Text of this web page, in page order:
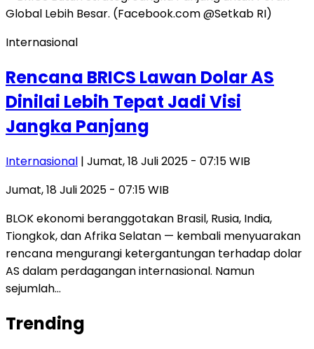
Internasional
Rencana BRICS Lawan Dolar AS
Dinilai Lebih Tepat Jadi Visi
Jangka Panjang
Internasional | Jumat, 18 Juli 2025 - 07:15 WIB
Jumat, 18 Juli 2025 - 07:15 WIB
BLOK ekonomi beranggotakan Brasil, Rusia, India,
Tiongkok, dan Afrika Selatan — kembali menyuarakan
rencana mengurangi ketergantungan terhadap dolar
AS dalam perdagangan internasional. Namun
sejumlah…
Trending